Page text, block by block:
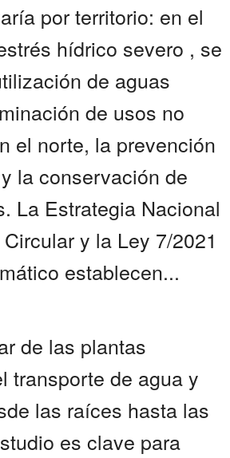
por territorio: en el
hídrico severo , se
de aguas
de usos no
el norte, la prevención
la conservación de
La Estrategia Nacional
y la Ley 7/2021
establecen...
de las plantas
transporte de agua y
las raíces hasta las
es clave para